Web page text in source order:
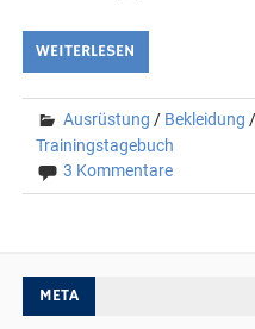
WEITERLESEN
Ausrüstung / Bekleidung /
Trainingstagebuch
3 Kommentare
META